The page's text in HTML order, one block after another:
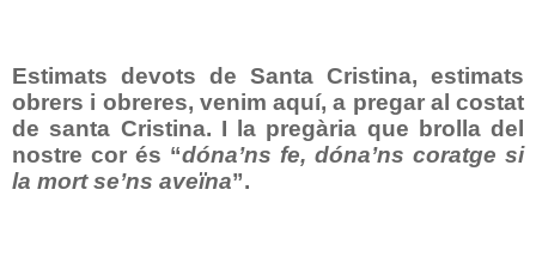
Estimats devots de Santa Cristina, estimats
obrers i obreres, venim aquí, a pregar al costat
de santa Cristina. I la pregària que brolla del
nostre cor és “dóna’ns fe, dóna’ns coratge si
la mort se’ns aveïna”.